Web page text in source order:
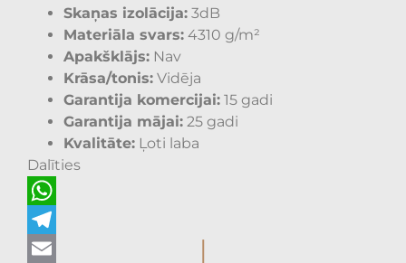
Skaņas izolācija: 3dB
Materiāla svars: 4310 g/m²
Apakšklājs: Nav
Krāsa/tonis: Vidēja
Garantija komercijai: 15 gadi
Garantija mājai: 25 gadi
Kvalitāte: Ļoti laba
Dalīties
WhatsApp
Telegram